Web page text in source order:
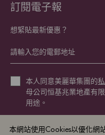
本網站使用Cookies以優化網
訂閱電子報
想緊貼最新優惠？
本人同意美麗華集團的
母公司恒基兆業地產有
用途。
立即登記